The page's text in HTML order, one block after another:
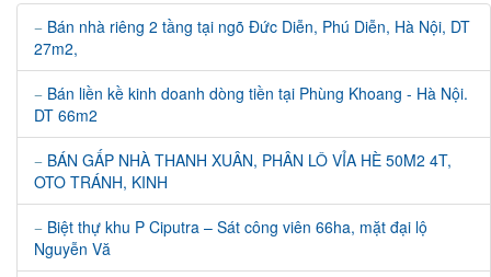
Bán nhà riêng 2 tầng tại ngõ Đức Diễn, Phú Diễn, Hà Nội, DT
27m2,
Bán liền kề kinh doanh dòng tiền tại Phùng Khoang - Hà Nội.
DT 66m2
BÁN GẤP NHÀ THANH XUÂN, PHÂN LÔ VỈA HÈ 50M2 4T,
OTO TRÁNH, KINH
Biệt thự khu P Ciputra – Sát công viên 66ha, mặt đại lộ
Nguyễn Vă